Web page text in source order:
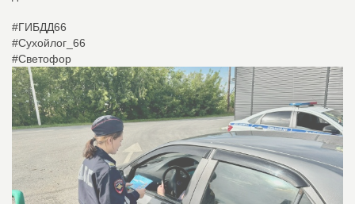
#ГИБДД66
#Сухойлог_66
#Светофор